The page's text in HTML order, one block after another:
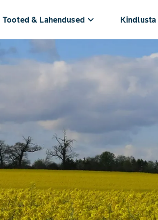
Tooted & Lahendused keyboard_arrow_down Kindlusta